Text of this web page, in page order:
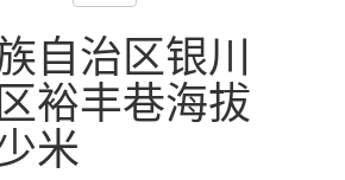
自治区银川
裕丰巷海拔
米